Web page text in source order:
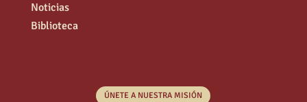
Noticias
Biblioteca
ÚNETE A NUESTRA MISIÓN